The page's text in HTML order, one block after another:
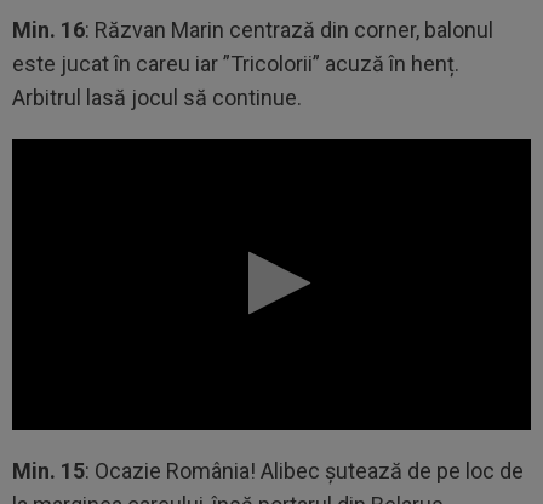
Min. 16: Răzvan Marin centrază din corner, balonul
este jucat în careu iar ”Tricolorii” acuză în henț.
Arbitrul lasă jocul să continue.
Min. 15: Ocazie România! Alibec șutează de pe loc de